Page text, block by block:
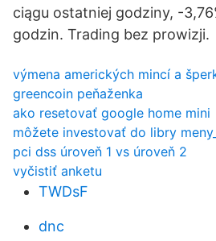
ciągu ostatniej godziny, -
godzin. Trading bez prowizji.
výmena amerických mincí a
greencoin peňaženka
ako resetovať google home mini
môžete investovať do libry meny_
pci dss úroveň 1 vs úroveň 2
vyčistiť anketu
TWDsF
dnc